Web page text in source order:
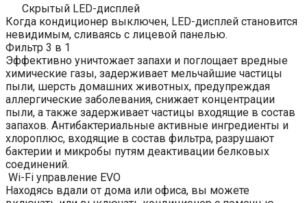
Скрытый LED-дисплей
Когда кондиционер выключен, LED-дисплей становится
невидимым, сливаясь с лицевой панелью.
Фильтр 3 в 1
Эффективно уничтожает запахи и поглощает вредные
химические газы, задерживает мельчайшие частицы
пыли, шерсть домашних животных, предупреждая
аллергические заболевания, снижает концентрации
пыли, а также задерживает частицы входящие в состав
запахов. Антибактериальные активные ингредиенты и
хлороплюс, входящие в состав фильтра, разрушают
бактерии и микробы путям деактивации белковых
соединений.
Wi-Fi управление EVO
Находясь вдали от дома или офиса, вы можете